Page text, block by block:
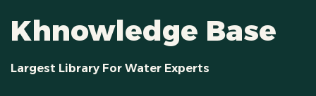
Khnowledge Base
Largest Library For Water Experts